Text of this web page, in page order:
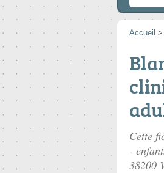
Accueil >
Cette
-
38200